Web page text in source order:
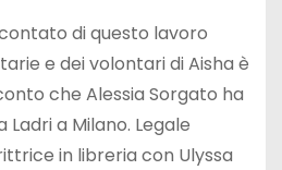
di questo lavoro
e dei volontari di Aisha è
che Alessia Sorgato ha
a Milano. Legale
in libreria con Ulyssa